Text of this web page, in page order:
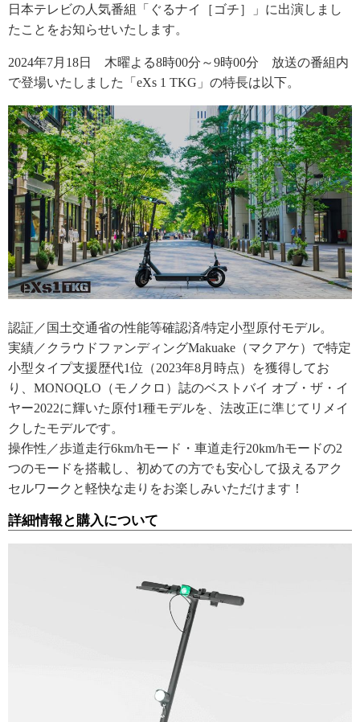
日本テレビの人気番組「ぐるナイ［ゴチ］」に出演しまし
たことをお知らせいたします。
2024年7月18日 木曜よる8時00分～9時00分 放送の番組内
で登場いたしました「eXs 1 TKG」の特長は以下。
認証／国土交通省の性能等確認済/特定小型原付モデル。
実績／クラウドファンディングMakuake（マクアケ）で特定
小型タイプ支援歴代1位（2023年8月時点）を獲得してお
り、MONOQLO（モノクロ）誌のベストバイ オブ・ザ・イ
ヤー2022に輝いた原付1種モデルを、法改正に準じてリメイ
クしたモデルです。
操作性／歩道走行6km/hモード・車道走行20km/hモードの2
つのモードを搭載し、初めての方でも安心して扱えるアク
セルワークと軽快な走りをお楽しみいただけます！
詳細情報と購入について